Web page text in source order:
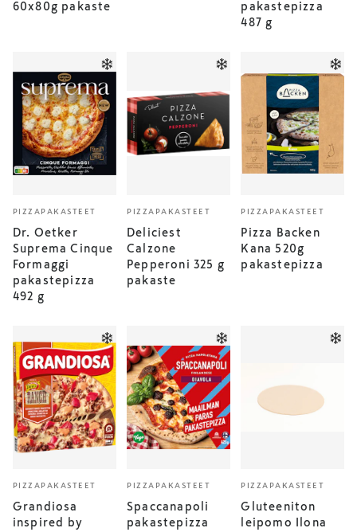
60x80g pakaste
pakastepizza
487 g
PIZZAPAKASTEET
Dr. Oetker
Suprema Cinque
Formaggi
pakastepizza
492 g
PIZZAPAKASTEET
Deliciest
Calzone
Pepperoni 325 g
pakaste
PIZZAPAKASTEET
Pizza Backen
Kana 520g
pakastepizza
PIZZAPAKASTEET
Grandiosa
inspired by
PIZZAPAKASTEET
Spaccanapoli
pakastepizza
PIZZAPAKASTEET
Gluteeniton
leipomo Ilona